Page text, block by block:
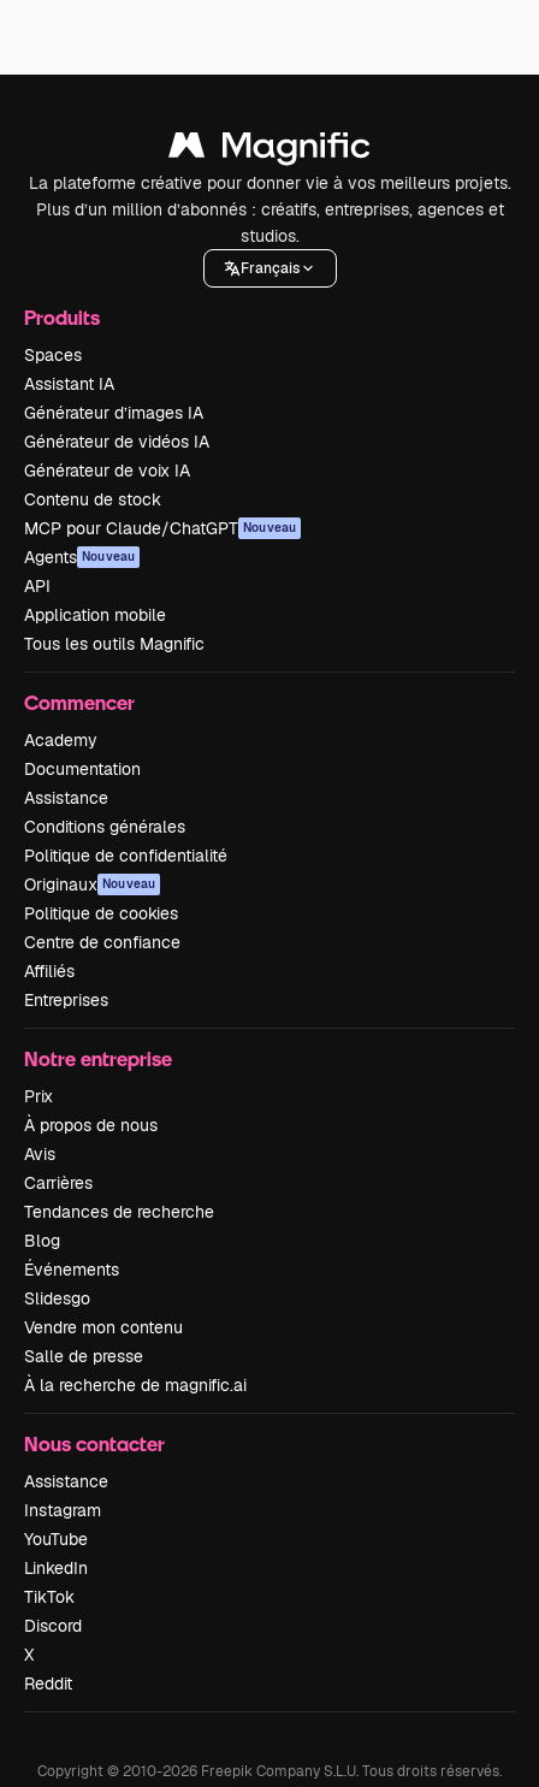
La plateforme créative pour donner vie à vos meilleurs projets.
Plus d’un million d’abonnés : créatifs, entreprises, agences et
studios.
Français
Produits
Spaces
Assistant IA
Générateur d’images IA
Générateur de vidéos IA
Générateur de voix IA
Contenu de stock
MCP pour Claude/ChatGPT Nouveau
Agents Nouveau
API
Application mobile
Tous les outils Magnific
Commencer
Academy
Documentation
Assistance
Conditions générales
Politique de confidentialité
Originaux Nouveau
Politique de cookies
Centre de confiance
Affiliés
Entreprises
Notre entreprise
Prix
À propos de nous
Avis
Carrières
Tendances de recherche
Blog
Événements
Slidesgo
Vendre mon contenu
Salle de presse
À la recherche de magnific.ai
Nous contacter
Assistance
Instagram
YouTube
LinkedIn
TikTok
Discord
X
Reddit
Copyright © 2010-2026 Freepik Company S.L.U.Tous droits réservés.